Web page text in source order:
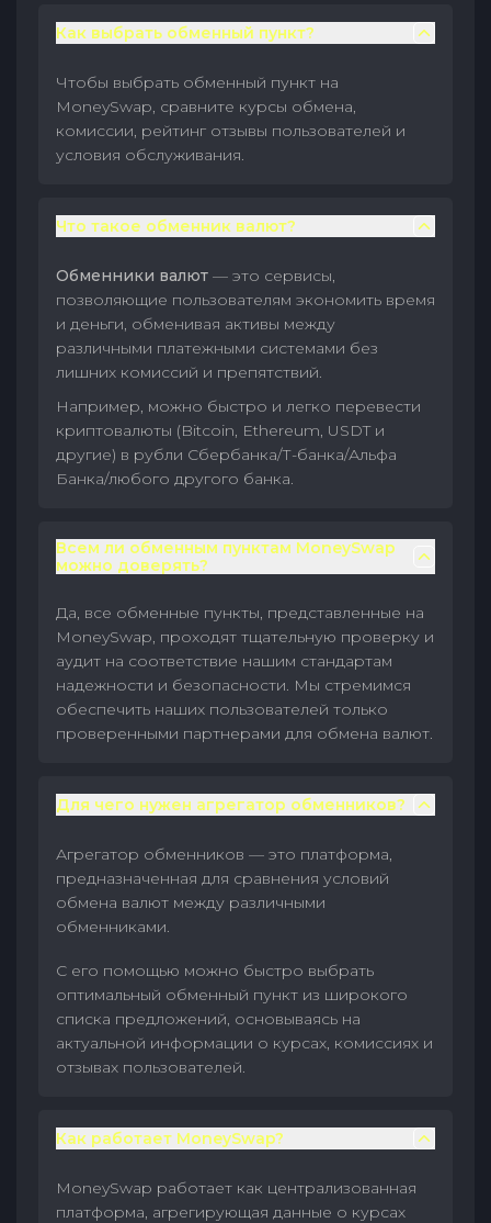
Как выбрать обменный пункт?
Чтобы выбрать обменный пункт на
MoneySwap, сравните курсы обмена,
комиссии, рейтинг отзывы пользователей и
условия обслуживания.
Что такое обменник валют?
Обменники валют — это сервисы,
позволяющие пользователям экономить время
и деньги, обменивая активы между
различными платежными системами без
лишних комиссий и препятствий.
Например, можно быстро и легко перевести
криптовалюты (Bitcoin, Ethereum, USDT и
другие) в рубли Сбербанка/Т-банка/Альфа
Банка/любого другого банка.
Всем ли обменным пунктам MoneySwap
можно доверять?
Да, все обменные пункты, представленные на
MoneySwap, проходят тщательную проверку и
аудит на соответствие нашим стандартам
надежности и безопасности. Мы стремимся
обеспечить наших пользователей только
проверенными партнерами для обмена валют.
Для чего нужен агрегатор обменников?
Агрегатор обменников — это платформа,
предназначенная для сравнения условий
обмена валют между различными
обменниками.
С его помощью можно быстро выбрать
оптимальный обменный пункт из широкого
списка предложений, основываясь на
актуальной информации о курсах, комиссиях и
отзывах пользователей.
Как работает MoneySwap?
MoneySwap работает как централизованная
платформа, агрегирующая данные о курсах